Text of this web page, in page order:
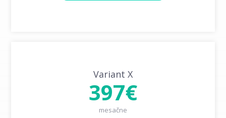
Variant X
397€
mesačne